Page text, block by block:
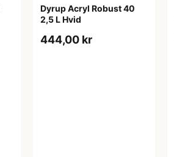
Dyrup Acryl Robust 40
2,5 L Hvid
444,00 kr